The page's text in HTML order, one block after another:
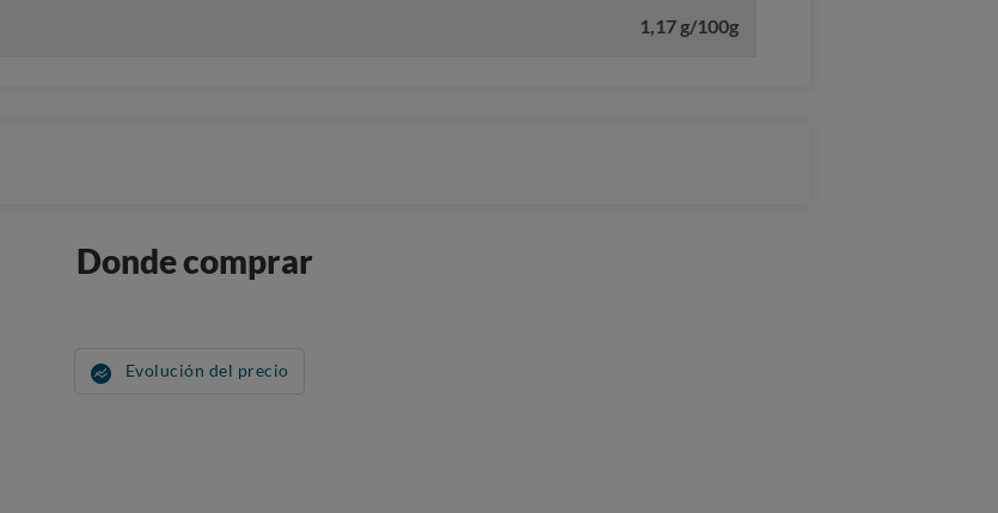
1,17 g/100g
Donde comprar
Evolución del precio